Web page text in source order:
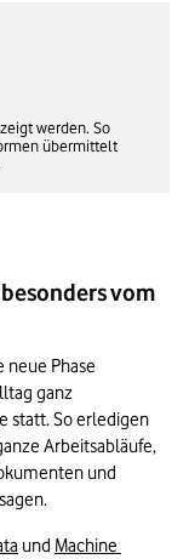
werden. So
übermittelt
vom
Phase
ganz
Arbeitsabläufe,
und
und Machine